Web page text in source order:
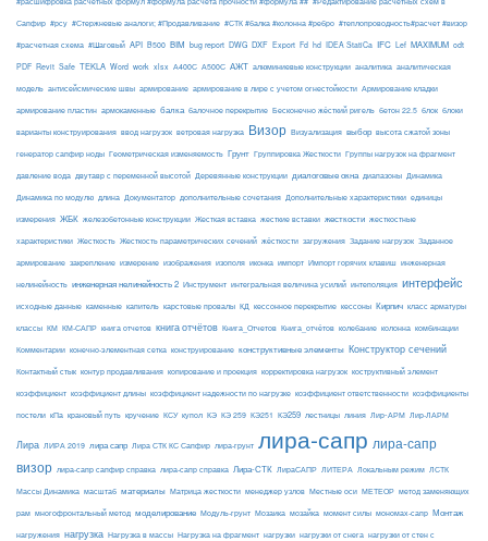
Сапфир #рсу #Стержневые аналоги; #Продавливание #СТК #балка #колонна #ребро #теплопроводность#расчет #визор
#расчетная схема #Шаговый API B500 BIM bug report DWG DXF Export Fd hd IDEA StatiCa IFC Lef MAXIMUM odt
PDF Revit Safe TEKLA Word work xlsx А400С А500С АЖТ алюминиевые конструкции аналитика аналитическая
модель антисейсмические швы армирование армирование в лире с учетом огнестойкости Армирование кладки
армирование пластин армокаменные балка балочное перекрытие Бесконечно жёсткий ригель бетон 22.5 блок блоки
варианты конструирования ввод нагрузок ветровая нагрузка Визор Визуализация выбор высота сжатой зоны
генератор сапфир ноды Геометрическая изменяемость Грунт Группировка Жесткости Группы нагрузок на фрагмент
давление вода двутавр с переменной высотой Деревянные конструкции диалоговые окна диапазоны Динамика
Динамика по модулю длина Документатор дополнительные сочетания Дополнительные характеристики единицы
измерения ЖБК железобетонные конструкции Жесткая вставка жесткие вставки жесткости жесткостные
характеристики Жесткость Жесткость параметрических сечений жёсткости загружения Задание нагрузок Заданное
армирование закрепление измерение изображения изополя иконка импорт Импорт горячих клавиш инженерная
нелинейность инженерная нелинейность 2 Инструмент интегральная величина усилий интеполяция интерфейс
исходные данные каменные капитель карстовые провалы КД кессонное перекрытие кессоны Кирпич класс арматуры
классы КМ КМ-САПР книга отчетов книга отчётов Книга_Отчетов Книга_отчётов колебание колонна комбинации
Комментарии конечно-элементная сетка конструирование конструктивные элементы Конструктор сечений
Контактный стык контур продавливания копирование и проекция корректировка нагрузок коструктивный элемент
коэффициент коэффициент длины коэффициент надежности по нагрузке коэффициент ответственности коэффициенты
постели кПа крановый путь кручение КСУ купол КЭ КЭ 259 КЭ251 КЭ259 лестницы линия Лир-АРМ Лир-ЛАРМ
Лира ЛИРА 2019 лира сапр Лира СТК КС Сапфир лира-грунт лира-сапр лира-сапр
визор лира-сапр сапфир справка лира-сапр справка Лира-СТК ЛираСАПР ЛИТЕРА Локальным режим ЛСТК
Массы Динамика масштаб материалы Матрица жесткости менеджер узлов Местные оси МЕТЕОР метод заменяющих
рам многофронтальный метод моделирование Модуль-грунт Мозаика мозайка момент силы мономах-сапр Монтаж
нагружения нагрузка Нагрузка в массы Нагрузка на фрагмент нагрузки нагрузки от снега нагрузки от стен с